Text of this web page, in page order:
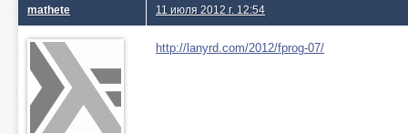
mathete 11 июля 2012 г. 12:54
http://lanyrd.com/2012/fprog-07/